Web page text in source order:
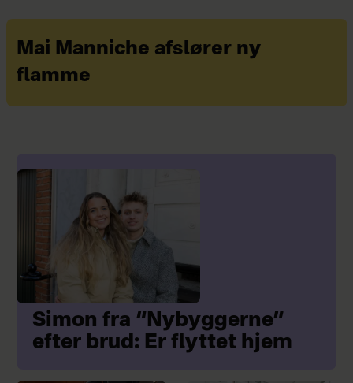
Mai Manniche afslører ny
flamme
Simon fra “Nybyggerne”
efter brud: Er flyttet hjem